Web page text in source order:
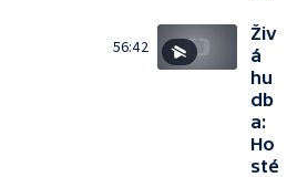
56:42
Živ
á
hu
db
a:
Ho
sté